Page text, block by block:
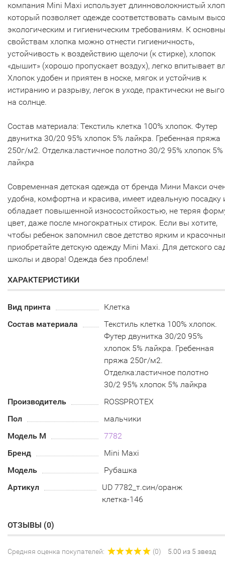
компания Mini Maxi использует длинноволокнистый
который позволяет одежде соответствовать самым
экологическим и гигиеническим требованиям. К
свойствам хлопка можно отнести гигиеничность,
устойчивость к воздействию щелочи (к стирке), хлопок
«дышит» (хорошо пропускает воздух), легко впитывает
Хлопок удобен и приятен в носке, мягок и устойчив к
истиранию и разрыву, легок в уходе, практически не
на солнце.
Состав материала: Текстиль клетка 100% хлопок. Футер
двунитка 30/20 95% хлопок 5% лайкра. Гребенная пряжа
250г/м2. Отделка:ластичное полотно 30/2 95% хлопок 5%
лайкра
Современная детская одежда от бренда Мини Макси
удобна, комфортна и красива, имеет идеальную посадку
обладает повышенной износостойкостью, не теряя
цвет, даже после многократных стирок. Если вы хотите,
чтобы ребенок запомнил свое детство ярким и
приобретайте детскую одежду Mini Maxi. Для детского
школы и двора! Одежда без проблем!
ХАРАКТЕРИСТИКИ
Вид принта
Клетка
Состав материала
Текстиль клетка 100% хлопок.
Футер двунитка 30/20 95%
хлопок 5% лайкра. Гребенная
пряжа 250г/м2.
Отделка:ластичное полотно
30/2 95% хлопок 5% лайкра
Производитель
ROSSPROTEX
Пол
мальчики
Модель М
7782
Бренд
Mini Maxi
Модель
Рубашка
Артикул
UD 7782_т.син/оранж
клетка-146
ОТЗЫВЫ (0)
Средняя оценка покупателей: (0) 5.00 из 5 звезд